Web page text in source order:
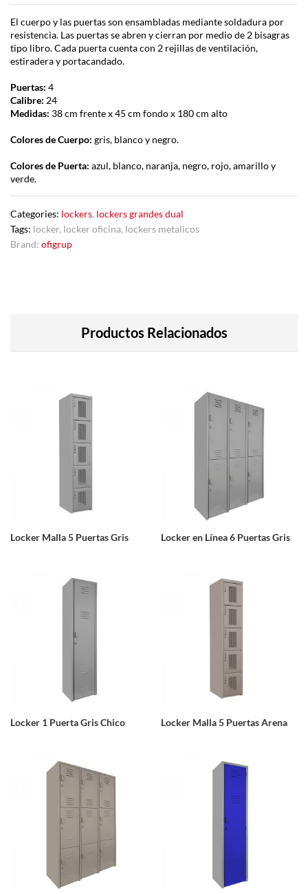
El cuerpo y las puertas son ensambladas mediante soldadura por
resistencia. Las puertas se abren y cierran por medio de 2 bisagras
tipo libro. Cada puerta cuenta con 2 rejillas de ventilación,
estiradera y portacandado.
Puertas: 4
Calibre: 24
Medidas: 38 cm frente x 45 cm fondo x 180 cm alto
Colores de Cuerpo: gris, blanco y negro.
Colores de Puerta: azul, blanco, naranja, negro, rojo, amarillo y
verde.
Categories: lockers, lockers grandes dual
Tags: locker, locker oficina, lockers metalicos
Brand: ofigrup
Productos Relacionados
Locker Malla 5 Puertas Gris Locker en Línea 6 Puertas Gris
Locker 1 Puerta Gris Chico Locker Malla 5 Puertas Arena